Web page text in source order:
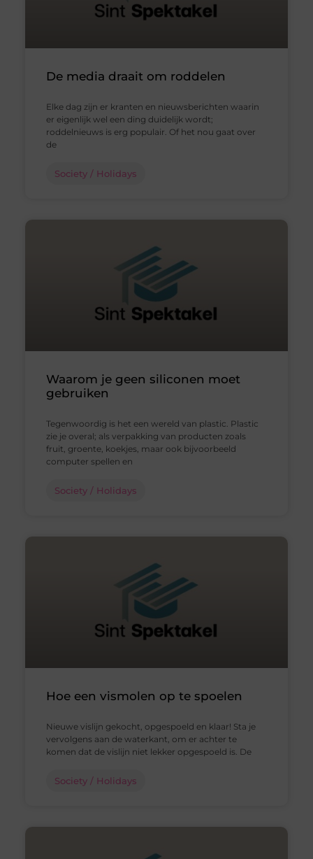
De media draait om roddelen
Elke dag zijn er kranten en nieuwsberichten waarin
er eigenlijk wel een ding duidelijk wordt;
roddelnieuws is erg populair. Of het nou gaat over
de
Society / Holidays
Waarom je geen siliconen moet
gebruiken
Tegenwoordig is het een wereld van plastic. Plastic
zie je overal; als verpakking van producten zoals
fruit, groente, koekjes, maar ook bijvoorbeeld
computer spellen en
Society / Holidays
Hoe een vismolen op te spoelen
Nieuwe vislijn gekocht, opgespoeld en klaar! Sta je
vervolgens aan de waterkant, om er achter te
komen dat de vislijn niet lekker opgespoeld is. De
Society / Holidays